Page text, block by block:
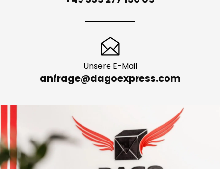
+49 335 277 130 05
anfrage@dagoexpress.com